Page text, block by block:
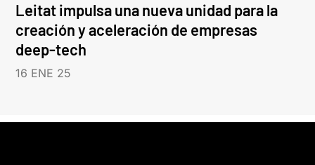
Leitat impulsa una nueva unidad para la
creación y aceleración de empresas
deep-tech
16 ENE 25